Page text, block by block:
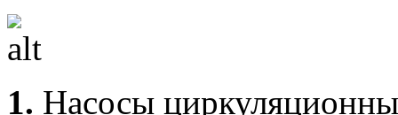
1. Насосы